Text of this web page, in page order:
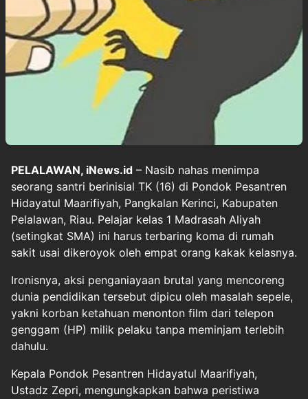
PELALAWAN, iNews.id – Nasib nahas menimpa
seorang santri berinisial TK (16) di Pondok Pesantren
Hidayatul Maarifiyah, Pangkalan Kerinci, Kabupaten
Pelalawan, Riau. Pelajar kelas 1 Madrasah Aliyah
(setingkat SMA) ini harus terbaring koma di rumah
sakit usai dikeroyok oleh empat orang kakak kelasnya.
Ironisnya, aksi penganiayaan brutal yang mencoreng
dunia pendidikan tersebut dipicu oleh masalah sepele,
yakni korban ketahuan menonton film dari telepon
genggam (HP) milik pelaku tanpa meminjam terlebih
dahulu.
Kepala Pondok Pesantren Hidayatul Maarifiyah,
Ustadz Zepri, mengungkapkan bahwa peristiwa